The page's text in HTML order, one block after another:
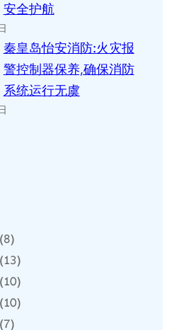
安全护航
秦皇岛怡安消防:火灾报
警控制器保养,确保消防
系统运行无虞
(8)
(13)
(10)
(10)
(7)